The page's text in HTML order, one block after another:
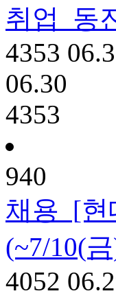
취업
동
4353
06.30
4353
940
채용 [현
(~7/10(
4052